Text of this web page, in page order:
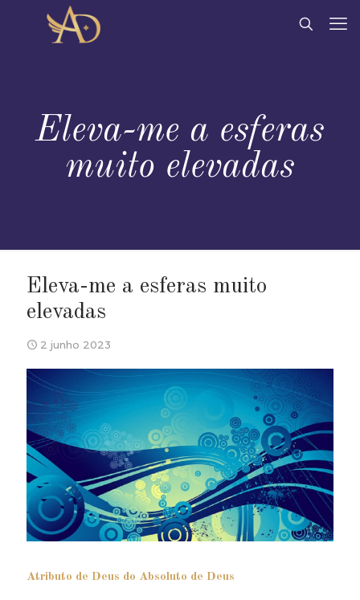
Eleva-me a esferas
muito elevadas
Eleva-me a esferas muito
elevadas
2 junho 2023
Atributo de Deus do Absoluto de Deus